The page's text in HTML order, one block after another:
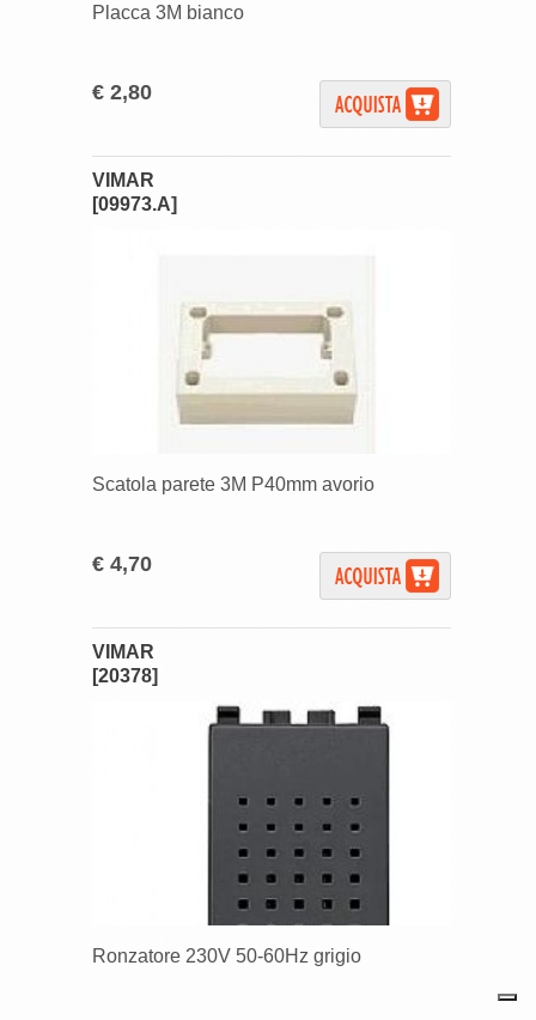
Placca 3M bianco
€ 2,80
VIMAR
[09973.A]
Scatola parete 3M P40mm avorio
€ 4,70
VIMAR
[20378]
Ronzatore 230V 50-60Hz grigio